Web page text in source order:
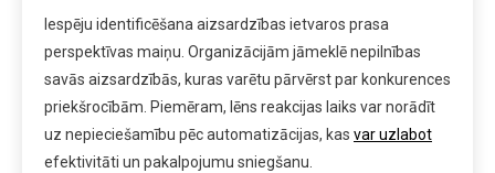
Iespēju identificēšana aizsardzības ietvaros prasa
perspektīvas maiņu. Organizācijām jāmeklē nepilnības
savās aizsardzībās, kuras varētu pārvērst par konkurences
priekšrocībām. Piemēram, lēns reakcijas laiks var norādīt
uz nepieciešamību pēc automatizācijas, kas var uzlabot
efektivitāti un pakalpojumu sniegšanu.